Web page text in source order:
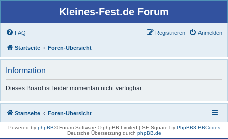
Kleines-Fest.de Forum
FAQ Anmelden
Registrieren
Startseite Foren-Übersicht
Information
Dieses Board ist leider momentan nicht verfügbar.
Startseite Foren-Übersicht
Powered by phpBB® Forum Software © phpBB Limited | SE Square by PhpBB3 BBCodes
Deutsche Übersetzung durch phpBB.de